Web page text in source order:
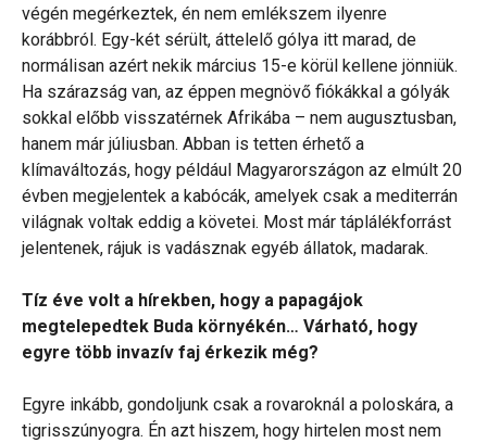
végén megérkeztek, én nem emlékszem ilyenre
korábbról. Egy-két sérült, áttelelő gólya itt marad, de
normálisan azért nekik március 15-e körül kellene jönniük.
Ha szárazság van, az éppen megnövő fiókákkal a gólyák
sokkal előbb visszatérnek Afrikába – nem augusztusban,
hanem már júliusban. Abban is tetten érhető a
klímaváltozás, hogy például Magyarországon az elmúlt 20
évben megjelentek a kabócák, amelyek csak a mediterrán
világnak voltak eddig a követei. Most már táplálékforrást
jelentenek, rájuk is vadásznak egyéb állatok, madarak.
Tíz éve volt a hírekben, hogy a papagájok
megtelepedtek Buda környékén… Várható, hogy
egyre több invazív faj érkezik még?
Egyre inkább, gondoljunk csak a rovaroknál a poloskára, a
tigrisszúnyogra. Én azt hiszem, hogy hirtelen most nem